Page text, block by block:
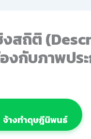
งสถิติ
งกับภาพปร
จ้างทำดุษฎีนิพนธ์